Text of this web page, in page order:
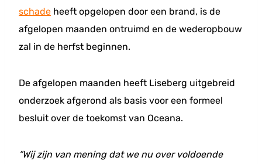
schade heeft opgelopen door een brand, is de
afgelopen maanden ontruimd en de wederopbouw
zal in de herfst beginnen.
De afgelopen maanden heeft Liseberg uitgebreid
onderzoek afgerond als basis voor een formeel
besluit over de toekomst van Oceana.
“Wij zijn van mening dat we nu over voldoende